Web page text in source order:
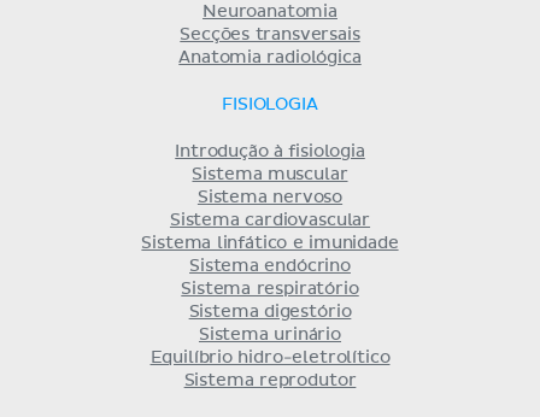
Neuroanatomia
Secções transversais
Anatomia radiológica
FISIOLOGIA
Introdução à fisiologia
Sistema muscular
Sistema nervoso
Sistema cardiovascular
Sistema linfático e imunidade
Sistema endócrino
Sistema respiratório
Sistema digestório
Sistema urinário
Equilíbrio hidro-eletrolítico
Sistema reprodutor